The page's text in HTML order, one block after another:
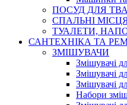
ПОСУД ДЛЯ
СПАЛЬНІ
ТУАЛЕТИ,
САНТЕХНІКА ТА
ЗМІШУВАЧИ
Змішувачі
Змішувачі
Змішувачі
Набори